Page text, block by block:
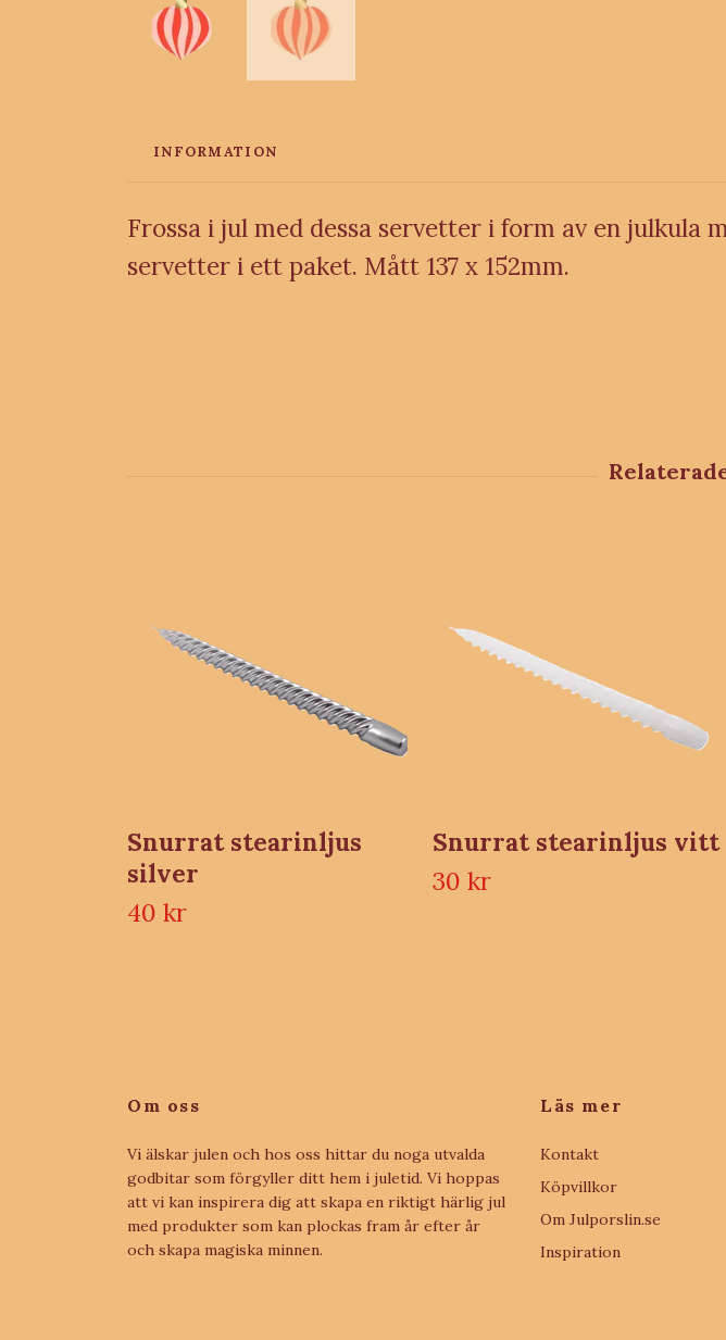
INFORMATION
Frossa i jul med dessa servetter i form av en julkula
servetter i ett paket. Mått 137 x 152mm.
Snurrat stearinljus
silver
40 kr
Snurrat stearinljus vitt
30 kr
Om oss
Vi älskar julen och hos oss hittar du noga utvalda
godbitar som förgyller ditt hem i juletid. Vi hoppas
att vi kan inspirera dig att skapa en riktigt härlig jul
med produkter som kan plockas fram år efter år
och skapa magiska minnen.
Läs mer
Kontakt
Köpvillkor
Om Julporslin.se
Inspiration